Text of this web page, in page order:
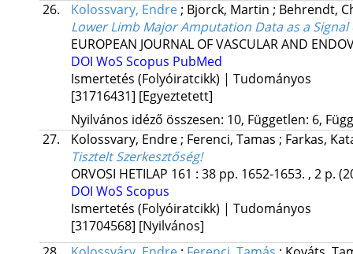
26.
Kolossvary, Endre; Bjorck, Martin ; Behrendt,
Lower Limb Major Amputation Data as a
EUROPEAN JOURNAL OF VASCULAR AND
DOI WoS Scopus PubMed
Ismertetés (Folyóiratcikk) | Tudományos
[31716431] [Egyeztetett]
Nyilvános idéző összesen: 10, Független: 6,
27.
Kolossvary, Endre; Ferenci, Tamas ; Farkas,
Tisztelt Szerkesztőség!
ORVOSI HETILAP 161 : 38 pp. 1652-1653. , 2 p.
DOI WoS Scopus
Ismertetés (Folyóiratcikk) | Tudományos
[31704568] [Nyilvános]